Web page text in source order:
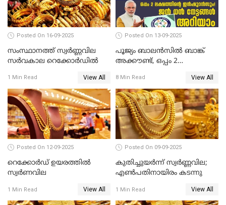
Posted On 16-09-2025
സംസ്ഥാനത്ത് സ്വര്‍ണ്ണവില
സർവകാല റെക്കോർഡിൽ
1 Min Read View All
Posted On 13-09-2025
പൂജ്യം ബാലൻസിൽ ബാങ്ക്
അക്കൗണ്ട്, ഒപ്പം 2
ജൻ ധൻ നേട്ടങ്ങൾ അറിയാം
8 Min Read View All
Posted On 12-09-2025
റെക്കോര്‍ഡ് ഉയരത്തിൽ
സ്വര്‍ണവില
1 Min Read View All
Posted On 09-09-2025
കുതിച്ചുയർന്ന് സ്വർണ്ണവില;
എണ്‍പതിനായിരം കടന്നു
1 Min Read View All